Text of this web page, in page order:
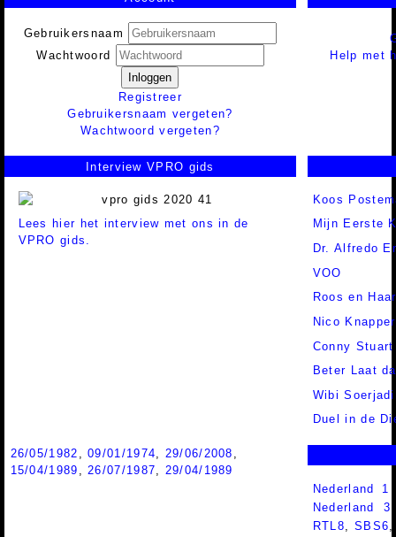
Gebruikersnaam
Wachtwoord
Inloggen
Registreer
Gebruikersnaam vergeten?
Wachtwoord vergeten?
Help met
Interview VPRO gids
Lees hier het interview met ons in de
VPRO gids.
Koos
Mijn Eerste
Dr. Alfredo
VOO
Roos en
Nico Knapper
Conny
Beter Laat
Wibi Soerjadi
Duel in de
26/05/1982 ,09/01/1974 29/06/2008
15/04/1989
26/07/1987
29/04/1989
Nederland
Nederland
RTL8,SBS6